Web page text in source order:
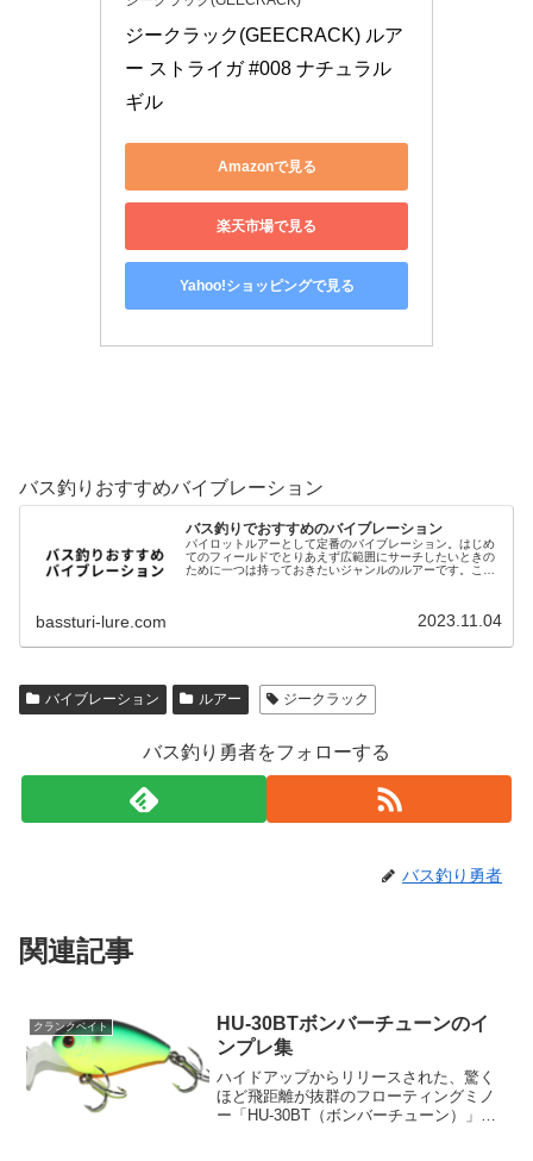
ジークラック(GEECRACK) ルア
ー ストライガ #008 ナチュラル
ギル
Amazonで見る
楽天市場で見る
Yahoo!ショッピングで見る
バス釣りおすすめバイブレーション
バス釣りでおすすめのバイブレーション
パイロットルアーとして定番のバイブレーション。はじめ
てのフィールドでとりあえず広範囲にサーチしたいときの
ために一つは持っておきたいジャンルのルアーです。この
bassturi-lure.com 2023.11.04
バイブレーション ルアー ジークラック
バス釣り勇者をフォローする
バス釣り勇者
関連記事
クランクベイト
HU-30BTボンバーチューンのイ
ンプレ集
ハイドアップからリリースされた、驚く
ほど飛距離が抜群のフローティングミノ
ー「HU-30BT（ボンバーチューン）」に